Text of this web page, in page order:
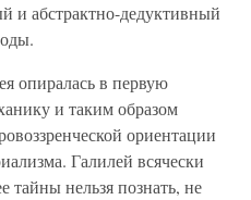
и абстрактно-дедуктивный
опиралась в первую
и таким образом
ориентации
Галилей всячески
тайны нельзя познать, не